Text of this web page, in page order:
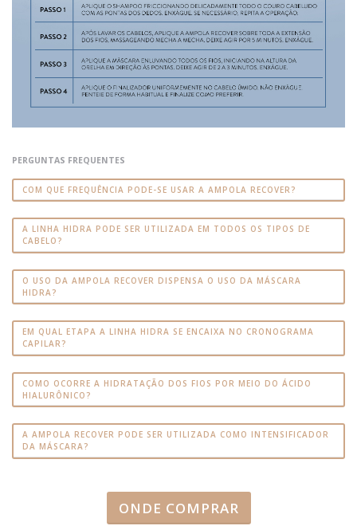
PERGUNTAS FREQUENTES
COM QUE FREQUÊNCIA PODE-SE USAR A AMPOLA RECOVER?
A LINHA HIDRA PODE SER UTILIZADA EM TODOS OS TIPOS DE
CABELO?
O USO DA AMPOLA RECOVER DISPENSA O USO DA MÁSCARA
HIDRA?
EM QUAL ETAPA A LINHA HIDRA SE ENCAIXA NO CRONOGRAMA
CAPILAR?
COMO OCORRE A HIDRATAÇÃO DOS FIOS POR MEIO DO ÁCIDO
HIALURÔNICO?
A AMPOLA RECOVER PODE SER UTILIZADA COMO INTENSIFICADOR
DA MÁSCARA?
ONDE COMPRAR